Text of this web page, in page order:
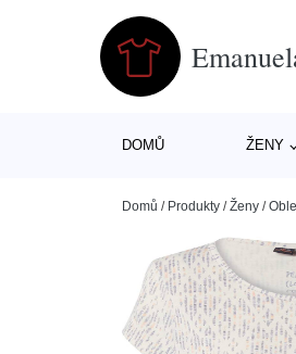
DOMŮ ŽENY
Domů / Produkty /Ženy /